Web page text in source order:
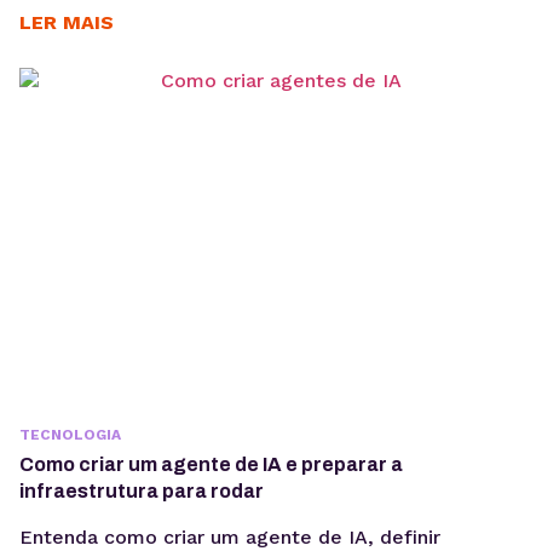
casos de uso e como a ferramenta pode contribuir
OpenClaw centraliza a criação e operação de
LER MAIS
TECNOLOGIA
Como criar um agente de IA e preparar a
infraestrutura para rodar
Entenda como criar um agente de IA, definir